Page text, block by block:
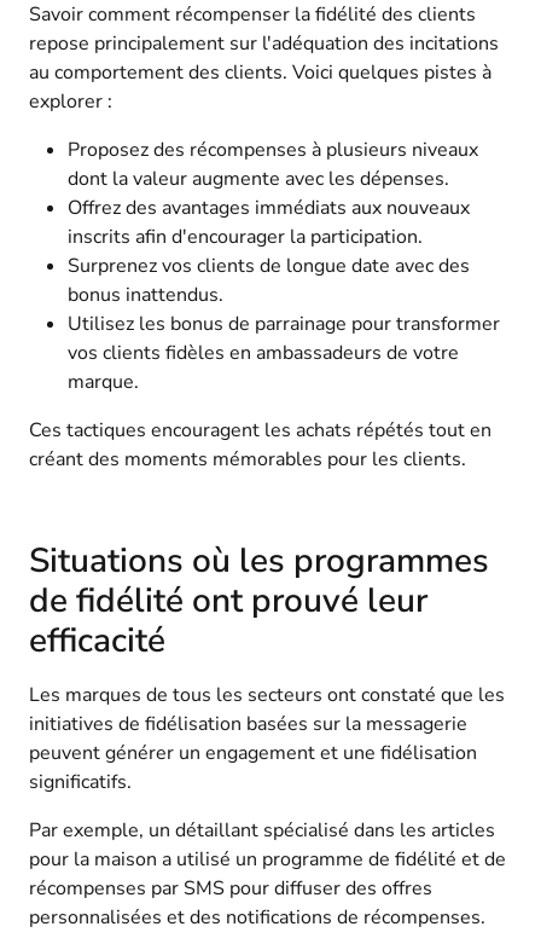
Savoir comment récompenser la fidélité des clients
repose principalement sur l'adéquation des incitations
au comportement des clients. Voici quelques pistes à
explorer :
Proposez des récompenses à plusieurs niveaux
dont la valeur augmente avec les dépenses.
Offrez des avantages immédiats aux nouveaux
inscrits afin d'encourager la participation.
Surprenez vos clients de longue date avec des
bonus inattendus.
Utilisez les bonus de parrainage pour transformer
vos clients fidèles en ambassadeurs de votre
marque.
Ces tactiques encouragent les achats répétés tout en
créant des moments mémorables pour les clients.
Situations où les programmes
de fidélité ont prouvé leur
efficacité
Les marques de tous les secteurs ont constaté que les
initiatives de fidélisation basées sur la messagerie
peuvent générer un engagement et une fidélisation
significatifs.
Par exemple, un détaillant spécialisé dans les articles
pour la maison a utilisé un programme de fidélité et de
récompenses par SMS pour diffuser des offres
personnalisées et des notifications de récompenses.